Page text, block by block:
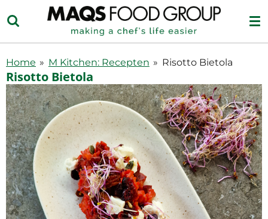
direct
naar
hoofdinhoud
Home » M Kitchen: Recepten » Risotto Bietola
Risotto Bietola